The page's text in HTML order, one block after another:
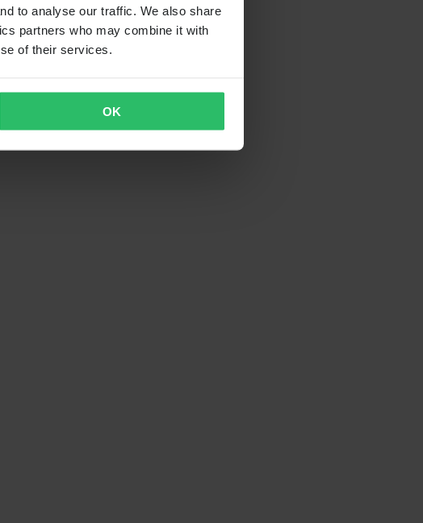
to analyse our traffic. We also share
partners who may combine it with
of their services.
OK